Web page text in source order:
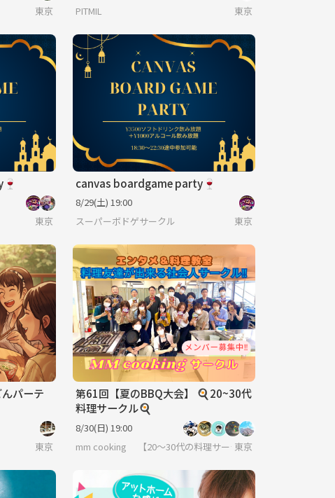
東京
PITMIL
東京
東京
canvas boardgame party🍷
8/29(土) 19:00
スーパーボドゲサークル
東京
パーテ
東京
第61回【夏のBBQ大会】 🍳20~30代
料理サークル🍳
8/30(日) 19:00
mm cooking 【20～30代の料理サークル】
東京